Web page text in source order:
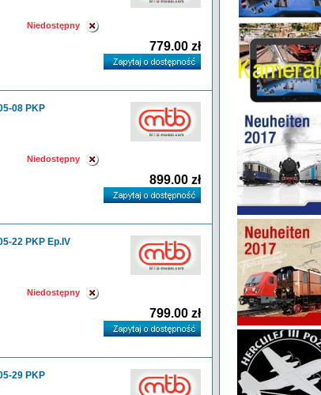
Niedostępny
779.00 zł
08 PKP
Niedostępny
899.00 zł
22 PKP Ep.IV
Niedostępny
799.00 zł
29 PKP